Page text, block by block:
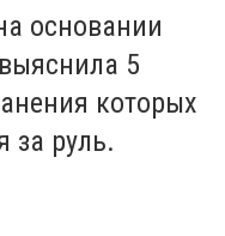
основании
5
которых
за руль.